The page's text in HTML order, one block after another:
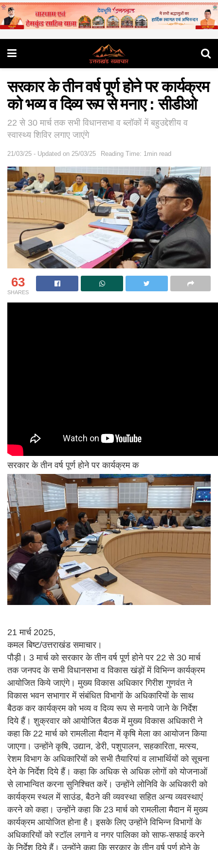
सरकार के तीन वर्ष पूर्ण होने पर कार्यक्रम
को भव्य व दिव्य रूप से मनाए : सीडीओ
22 से 30 मार्च तक सभी विधानसभा व ब्लॉकों में बहुउद्देशीय व
स्वास्थ्य शिविर लगाए जाएंगे
21/03/25 - Updated on 25/03/25 Reading Time: 1min read
63
SHARES
सरकार के तीन वर्ष पूर्ण होने पर कार्यक्रम क
21 मार्च 2025,
कमल बिष्ट/उत्तराखंड समाचार।
पौड़ी। 3 मार्च को सरकार के तीन वर्ष पूर्ण होने पर 22 से 30 मार्च
तक जनपद के सभी विधानसभा व विकास खंड़ों में विभिन्न कार्यक्रम
आयोजित किये जाएंगे। मुख्य विकास अधिकार गिरीश गुणवंत ने
विकास भवन सभागार में संबंधित विभागों के अधिकारियों के साथ
बैठक कर कार्यक्रम को भव्य व दिव्य रूप से मनाये जाने के निर्देश
दिये हैं। शुक्रवार को आयोजित बैठक में मुख्य विकास अधिकारी ने
कहा कि 22 मार्च को रामलीला मैदान में कृषि मेला का आयोजन किया
जाएगा। उन्होंने कृषि, उद्यान, डेरी, पशुपालन, सहकारिता, मत्स्य,
रेशम विभाग के अधिकारियों को सभी तैयारियां व लाभार्थियों को सूचना
देने के निर्देश दिये हैं। कहा कि अधिक से अधिक लोगों को योजनाओं
से लाभान्वित करना सुनिश्चित करें। उन्होंने लोनिवि के अधिकारी को
कार्यक्रम स्थल में साउंड, बैठने की व्यवस्था सहित अन्य व्यवस्थाएं
करने को कहा। उन्होंने कहा कि 23 मार्च को रामलीला मैदान में मुख्य
कार्यक्रम आयोजित होना है। इसके लिए उन्होंने विभिन्न विभागों के
अधिकारियों को स्टॉल लगाने व नगर पालिका को साफ-सफाई करने
के निर्देश दिये हैं। उन्होंने कहा कि सरकार के तीन वर्ष पूर्ण होने के